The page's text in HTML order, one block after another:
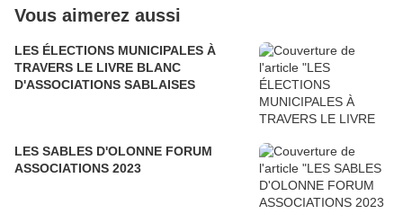
Vous aimerez aussi
LES ÉLECTIONS MUNICIPALES À
TRAVERS LE LIVRE BLANC
D'ASSOCIATIONS SABLAISES
LES SABLES D'OLONNE FORUM
ASSOCIATIONS 2023